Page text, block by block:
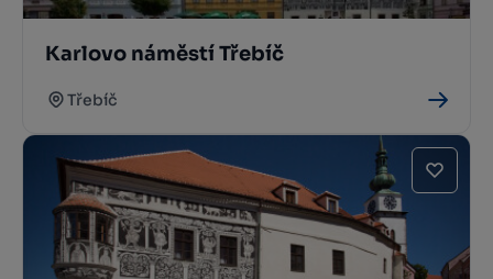
Karlovo náměstí Třebíč
Třebíč